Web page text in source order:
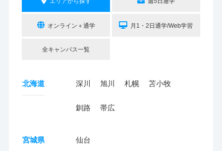
オンライン＋通学 月1・2日通学/Web学習
全キャンパス一覧
北海道 深川 旭川 札幌 苫小牧
釧路 帯広
宮城県 仙台